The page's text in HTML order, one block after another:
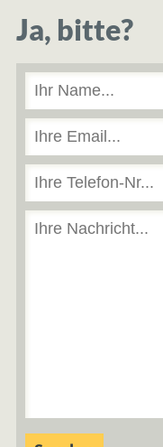
Ja, bitte?